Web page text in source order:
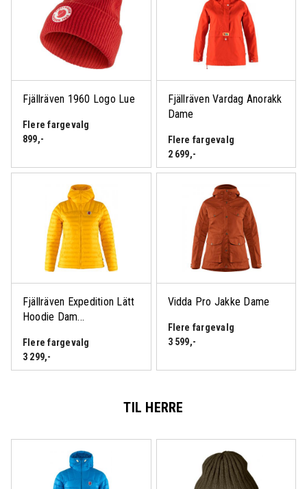
Fjällräven 1960 Logo Lue
Flere fargevalg
899,-
Fjällräven Vardag Anorakk
Dame
Flere fargevalg
2 699,-
Fjällräven Expedition Lätt
Hoodie Dam...
Flere fargevalg
3 299,-
Vidda Pro Jakke Dame
Flere fargevalg
3 599,-
TIL HERRE